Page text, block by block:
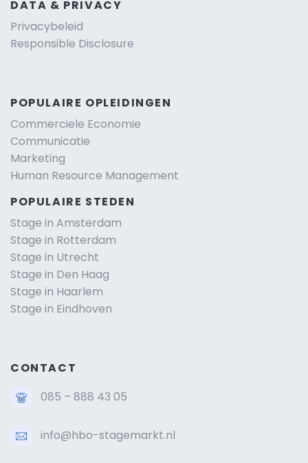
DATA & PRIVACY
Privacybeleid
Responsible Disclosure
POPULAIRE OPLEIDINGEN
Commerciele Economie
Communicatie
Marketing
Human Resource Management
POPULAIRE STEDEN
Stage in Amsterdam
Stage in Rotterdam
Stage in Utrecht
Stage in Den Haag
Stage in Haarlem
Stage in Eindhoven
CONTACT
085 – 888 43 05
info@hbo-stagemarkt.nl